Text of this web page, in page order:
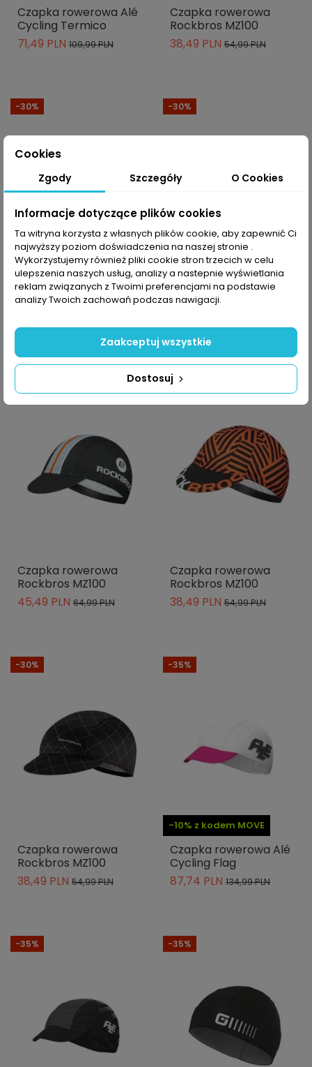
Czapka rowerowa Alé
Cycling Termico
71,49 PLN 109,99 PLN
Czapka rowerowa
Rockbros MZ100
38,49 PLN 54,99 PLN
-30%
Czapka rowerowa
Rockbros MZ100
-30%
Czapka rowerowa
Rockbros MZ100
Czapka rowerowa
Rockbros MZ100
45,49 PLN 64,99 PLN
-30%
Czapka rowerowa
Rockbros MZ100
38,49 PLN 54,99 PLN
-30%
Czapka rowerowa
Rockbros MZ100
38,49 PLN 54,99 PLN
-10% z kodem MOVE
-35%
Czapka rowerowa Alé
Cycling Flag
87,74 PLN 134,99 PLN
-35% -35%
Cookies
Zgody Szczegóły O Cookies
Informacje dotyczące plików cookies
Ta witryna korzysta z własnych plików cookie, aby zapewnić Ci
najwyższy poziom doświadczenia na naszej stronie .
Wykorzystujemy również pliki cookie stron trzecich w celu
ulepszenia naszych usług, analizy a nastepnie wyświetlania
reklam związanych z Twoimi preferencjami na podstawie
analizy Twoich zachowań podczas nawigacji.
Dostosuj
Zaakceptuj wszystkie